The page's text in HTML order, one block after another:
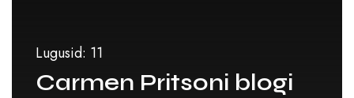
Lugusid: 11
Carmen Pritsoni blogi